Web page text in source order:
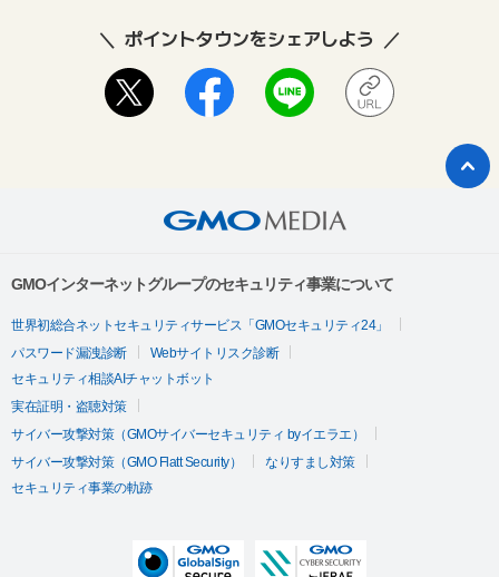
ポイントタウンをシェアしよう
GMOインターネットグループのセキュリティ事業について
世界初総合ネットセキュリティサービス「GMOセキュリティ24」
パスワード漏洩診断
Webサイトリスク診断
セキュリティ相談AIチャットボット
実在証明・盗聴対策
サイバー攻撃対策（GMOサイバーセキュリティ byイエラエ）
サイバー攻撃対策（GMO Flatt Security）
なりすまし対策
セキュリティ事業の軌跡